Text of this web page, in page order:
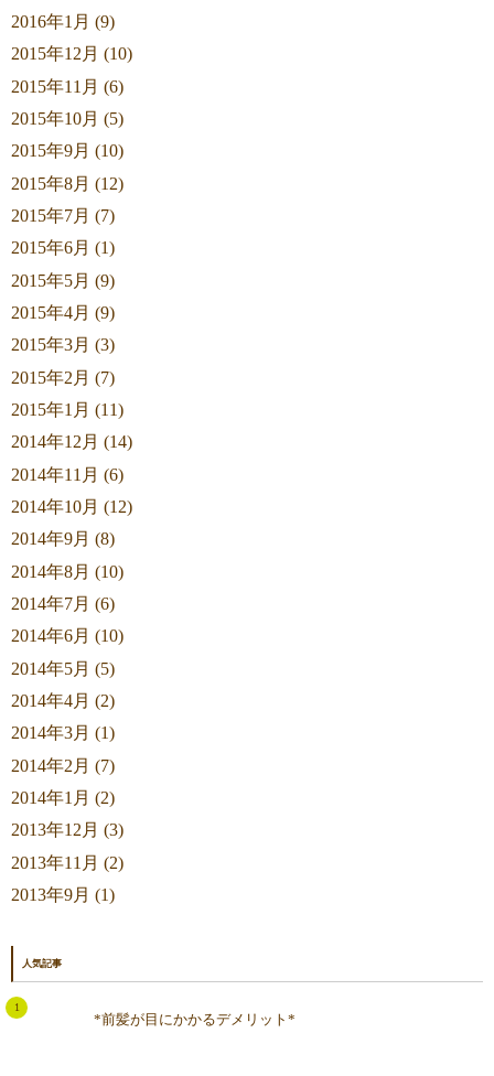
2016年1月 (9)
2015年12月 (10)
2015年11月 (6)
2015年10月 (5)
2015年9月 (10)
2015年8月 (12)
2015年7月 (7)
2015年6月 (1)
2015年5月 (9)
2015年4月 (9)
2015年3月 (3)
2015年2月 (7)
2015年1月 (11)
2014年12月 (14)
2014年11月 (6)
2014年10月 (12)
2014年9月 (8)
2014年8月 (10)
2014年7月 (6)
2014年6月 (10)
2014年5月 (5)
2014年4月 (2)
2014年3月 (1)
2014年2月 (7)
2014年1月 (2)
2013年12月 (3)
2013年11月 (2)
2013年9月 (1)
人気記事
*前髪が目にかかるデメリット*